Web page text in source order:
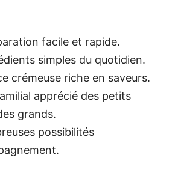
facile et rapide.
simples du quotidien.
crémeuse riche en saveurs.
apprécié des petits
grands.
possibilités